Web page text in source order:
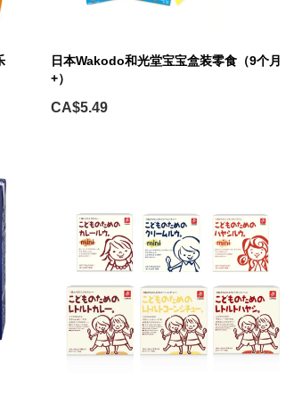
日本Wakodo和光堂宝宝盒装零食（9个月
+）
CA$5.49